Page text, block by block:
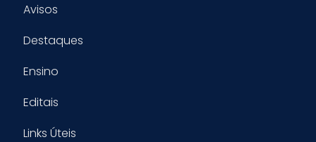
Avisos
Destaques
Ensino
Editais
Links Úteis